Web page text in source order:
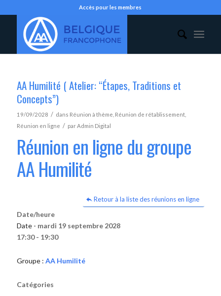
Accès pour les membres
AA Humilité ( Atelier: “Étapes, Traditions et
Concepts”)
19/09/2028 / dans Réunion à thème Réunion de rétablissement,
Réunion en ligne / parAdmin Digital
Réunion en ligne du groupe
AA Humilité
Retour à la liste des réunions en ligne
Date/heure
Date - mardi 19 septembre 2028
17:30 - 19:30
Groupe : AA Humilité
Catégories